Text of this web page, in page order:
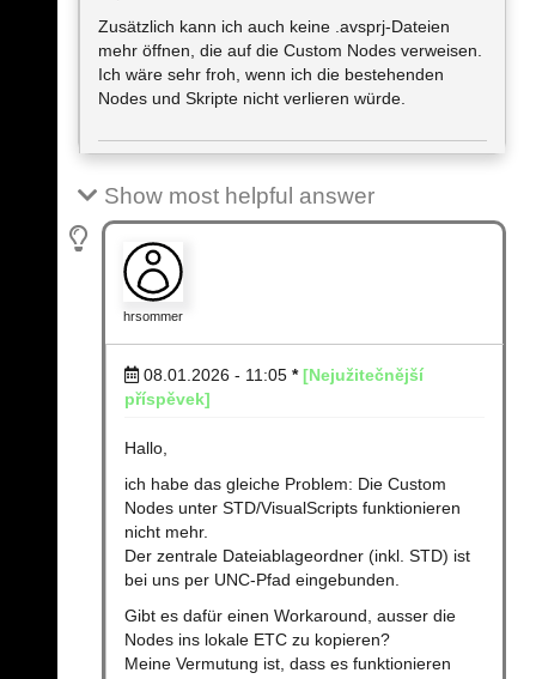
Zusätzlich kann ich auch keine .avsprj-Dateien
mehr öffnen, die auf die Custom Nodes verweisen.
Ich wäre sehr froh, wenn ich die bestehenden
Nodes und Skripte nicht verlieren würde.
Show most helpful answer
hrsommer
08.01.2026 - 11:05 * [Nejužitečnější
příspěvek]
Hallo,
ich habe das gleiche Problem: Die Custom
Nodes unter STD/VisualScripts funktionieren
nicht mehr.
Der zentrale Dateiablageordner (inkl. STD) ist
bei uns per UNC-Pfad eingebunden.
Gibt es dafür einen Workaround, ausser die
Nodes ins lokale ETC zu kopieren?
Meine Vermutung ist, dass es funktionieren